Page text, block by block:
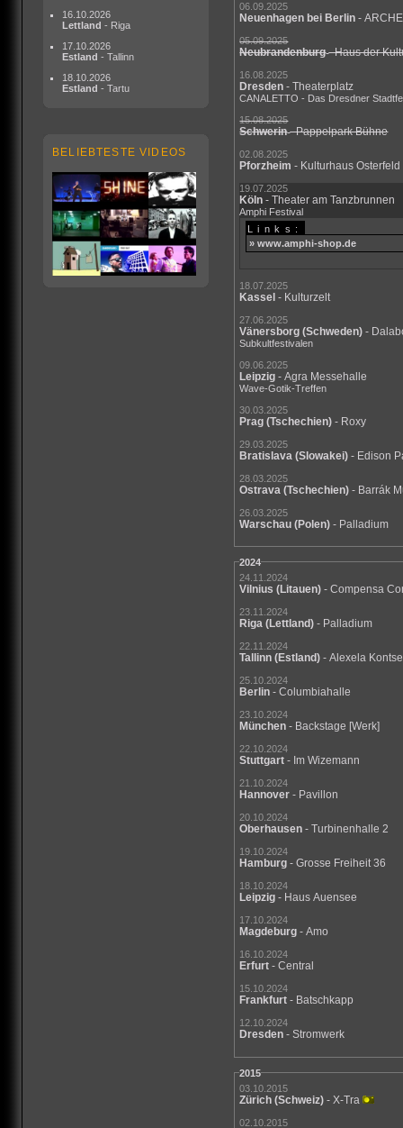
16.10.2026
Lettland - Riga
17.10.2026
Estland - Tallinn
18.10.2026
Estland - Tartu
BELIEBTESTE VIDEOS
06.09.2025
Neuenhagen bei Berlin -
05.09.2025
Neubrandenburg - Haus der
16.08.2025
Dresden - Theaterplatz
CANALETTO - Das Dresdner
15.08.2025
Schwerin - Pappelpark Bühne
02.08.2025
Pforzheim - Kulturhaus
19.07.2025
Köln - Theater am Tanzbrunnen
Amphi Festival
Links:
» www.amphi-shop.de
18.07.2025
Kassel - Kulturzelt
27.06.2025
Vänersborg (Schweden) -
Subkultfestivalen
09.06.2025
Leipzig - Agra Messehalle
Wave-Gotik-Treffen
30.03.2025
Prag (Tschechien) - Roxy
29.03.2025
Bratislava (Slowakei) - Edison
28.03.2025
Ostrava (Tschechien) - Barrák
26.03.2025
Warschau (Polen) - Palladium
2024
24.11.2024
Vilnius (Litauen) - Compensa
23.11.2024
Riga (Lettland) - Palladium
22.11.2024
Tallinn (Estland) - Alexela
25.10.2024
Berlin - Columbiahalle
23.10.2024
München - Backstage [Werk]
22.10.2024
Stuttgart - Im Wizemann
21.10.2024
Hannover - Pavillon
20.10.2024
Oberhausen - Turbinenhalle 2
19.10.2024
Hamburg - Grosse Freiheit 36
18.10.2024
Leipzig - Haus Auensee
17.10.2024
Magdeburg - Amo
16.10.2024
Erfurt - Central
15.10.2024
Frankfurt - Batschkapp
12.10.2024
Dresden - Stromwerk
2015
03.10.2015
Zürich (Schweiz) - X-Tra
02.10.2015